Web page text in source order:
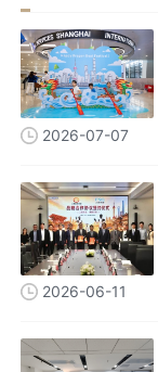
2026-07-07
2026-06-11